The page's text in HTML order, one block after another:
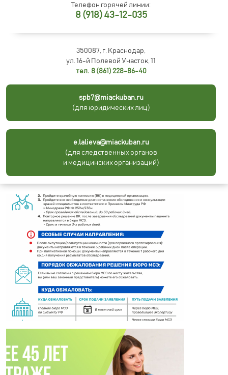
Телефон горячей линии:
8 (918) 43-12-035
350087, г. Краснодар,
ул. 16-й Полевой Участок, 11
тел. 8 (861) 228-86-40
spb7@miackuban.ru
(для юридических лиц)
e.lalieva@miackuban.ru
(для следственных органов
и медицинских организаций)